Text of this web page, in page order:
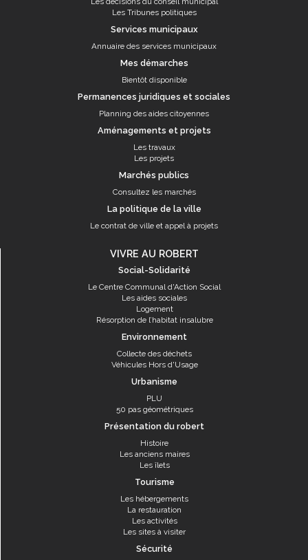
Les Tribunes politiques
Services municipaux
Annuaire des services municipaux
Mes démarches
Bientôt disponible
Permanences juridiques et sociales
Planning des aides citoyennes
Aménagements et projets
Les travaux
Les projets
Marchés publics
Consultez les marchés
La politique de la ville
Le contrat de ville et appel à projets
VIVRE AU ROBERT
Social-Solidarité
Le Centre Communal d'Action Social
Les aides sociales
Logement
Résorption de l’habitat insalubre
Environnement
Collecte des déchets
Véhicules Hors d'Usage
Urbanisme
PLU
50 pas géométriques
Présentation du robert
Histoire
Les anciens maires
Les îlets
Tourisme
Les hébergements
La restauration
Les activités
Les sites à visiter
Sécurité